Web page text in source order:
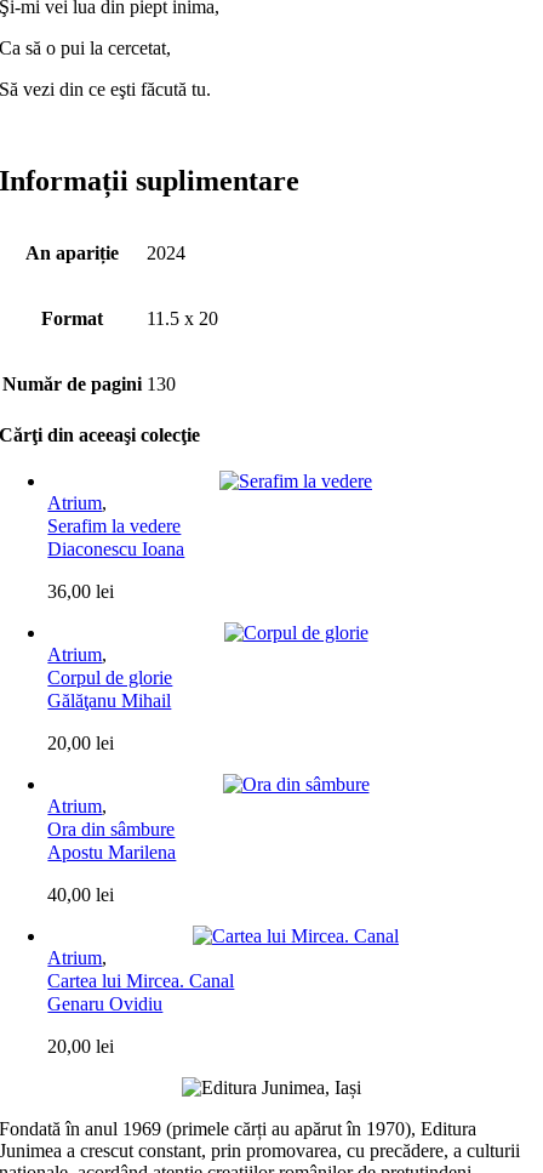
Şi-mi vei lua din piept inima,
Ca să o pui la cercetat,
Să vezi din ce eşti făcută tu.
Informații suplimentare
An apariție 2024
Format 11.5 x 20
Număr de pagini 130
Cărţi din aceeaşi colecţie
Atrium,
Serafim la vedere
Diaconescu Ioana
36,00lei
Atrium,
Corpul de glorie
Gălăţanu Mihail
20,00lei
Atrium,
Ora din sâmbure
Apostu Marilena
40,00lei
Atrium,
Cartea lui Mircea. Canal
Genaru Ovidiu
20,00lei
Fondată în anul 1969 (primele cărți au apărut în 1970), Editura
Junimea a crescut constant, prin promovarea, cu precădere, a culturii